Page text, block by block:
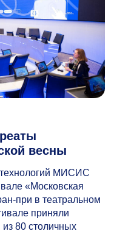
весны
технологий МИСИС
«Московская
при в театральном
приняли
из 80 столичных